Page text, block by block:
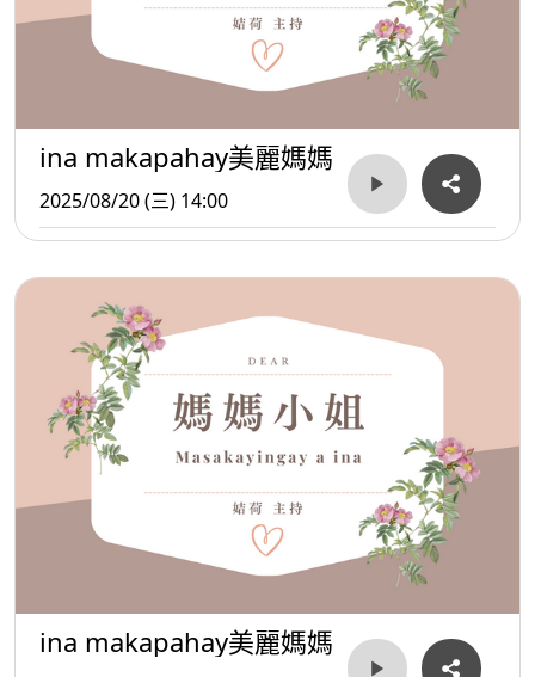
ina makapahay美麗媽媽
2025/08/20 (三) 14:00
ina makapahay美麗媽媽